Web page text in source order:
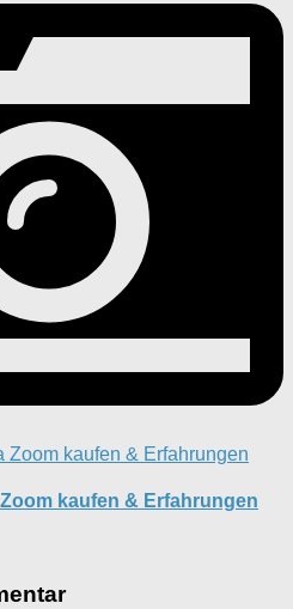
kaufen & Erfahrungen